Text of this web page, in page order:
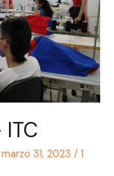
marzo 31, 2023 / 1